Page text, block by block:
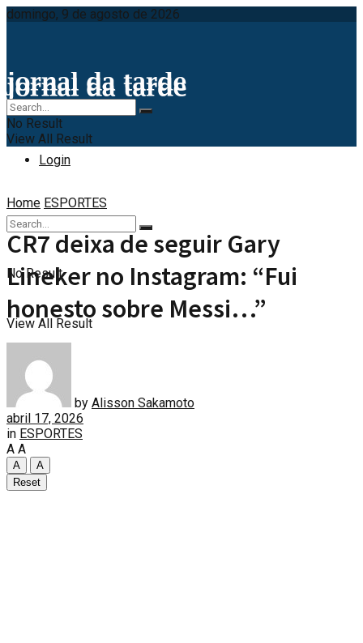
domingo, 9 de agosto de 2026
Login
No Result
View All Result
No Result
View All Result
Home ESPORTES
CR7 deixa de seguir Gary
Lineker no Instagram: “Fui
honesto sobre Messi…”
by Alisson Sakamoto
abril 17, 2026
in ESPORTES
A A
A
A
Reset